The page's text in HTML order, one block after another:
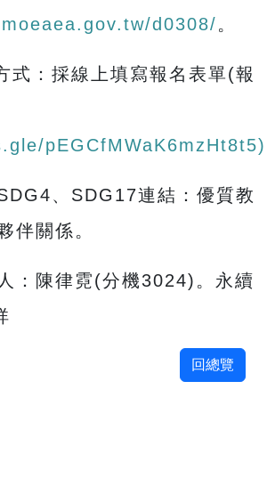
d0308/。
式：採線上填寫報名表單(報
pEGCfMWaK6mzHt8t5)
、SDG17連結：優質教
伴關係。
：陳律霓(分機3024)。永續
回總覽